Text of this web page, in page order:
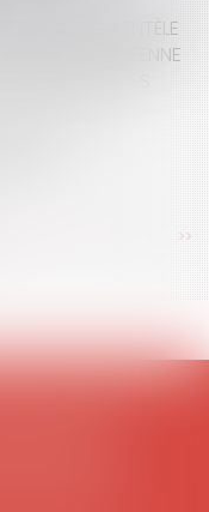
DE CLIENTÈLE
EUROPÉENNE
>>